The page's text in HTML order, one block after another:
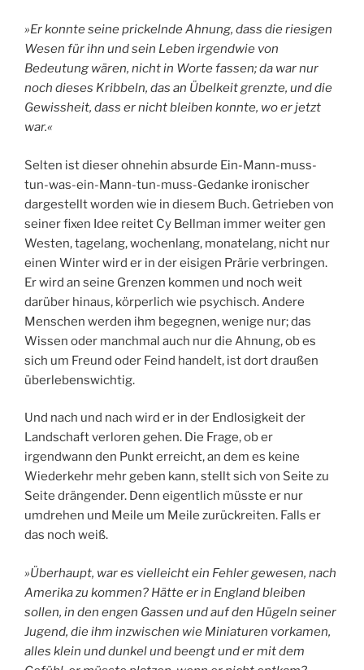
»Er konnte seine prickelnde Ahnung, dass die riesigen
Wesen für ihn und sein Leben irgendwie von
Bedeutung wären, nicht in Worte fassen; da war nur
noch dieses Kribbeln, das an Übelkeit grenzte, und die
Gewissheit, dass er nicht bleiben konnte, wo er jetzt
war.«
Selten ist dieser ohnehin absurde Ein-Mann-muss-
tun-was-ein-Mann-tun-muss-Gedanke ironischer
dargestellt worden wie in diesem Buch. Getrieben von
seiner fixen Idee reitet Cy Bellman immer weiter gen
Westen, tagelang, wochenlang, monatelang, nicht nur
einen Winter wird er in der eisigen Prärie verbringen.
Er wird an seine Grenzen kommen und noch weit
darüber hinaus, körperlich wie psychisch. Andere
Menschen werden ihm begegnen, wenige nur; das
Wissen oder manchmal auch nur die Ahnung, ob es
sich um Freund oder Feind handelt, ist dort draußen
überlebenswichtig.
Und nach und nach wird er in der Endlosigkeit der
Landschaft verloren gehen. Die Frage, ob er
irgendwann den Punkt erreicht, an dem es keine
Wiederkehr mehr geben kann, stellt sich von Seite zu
Seite drängender. Denn eigentlich müsste er nur
umdrehen und Meile um Meile zurückreiten. Falls er
das noch weiß.
»Überhaupt, war es vielleicht ein Fehler gewesen, nach
Amerika zu kommen? Hätte er in England bleiben
sollen, in den engen Gassen und auf den Hügeln seiner
Jugend, die ihm inzwischen wie Miniaturen vorkamen,
alles klein und dunkel und beengt und er mit dem